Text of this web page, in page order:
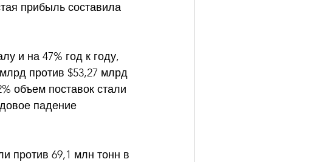
прибыль составила
и на 47% год к году,
против $53,27 млрд
объем поставок стали
падение
против 69,1 млн тонн в